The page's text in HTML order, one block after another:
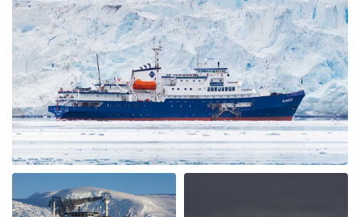
Best company, best trip and best wild life ever! We will
book again with OceanWide!